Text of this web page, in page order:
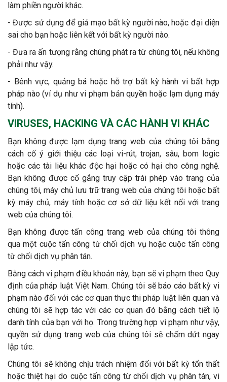
làm phiền người khác.
- Được sử dụng để giả mạo bất kỳ người nào, hoặc đại diện
sai cho bạn hoặc liên kết với bất kỳ người nào.
- Đưa ra ấn tượng rằng chúng phát ra từ chúng tôi, nếu không
phải như vậy.
- Bênh vực, quảng bá hoặc hỗ trợ bất kỳ hành vi bất hợp
pháp nào (ví dụ như vi phạm bản quyền hoặc lạm dụng máy
tính).
VIRUSES, HACKING VÀ CÁC HÀNH VI KHÁC
Bạn không được lạm dụng trang web của chúng tôi bằng
cách cố ý giới thiệu các loại vi-rút, trojan, sâu, bom logic
hoặc các tài liệu khác độc hại hoặc có hại cho công nghệ.
Bạn không được cố gắng truy cập trái phép vào trang của
chúng tôi, máy chủ lưu trữ trang web của chúng tôi hoặc bất
kỳ máy chủ, máy tính hoặc cơ sở dữ liệu kết nối với trang
web của chúng tôi.
Bạn không được tấn công trang web của chúng tôi thông
qua một cuộc tấn công từ chối dịch vụ hoặc cuộc tấn công
từ chối dịch vụ phân tán.
Bằng cách vi phạm điều khoản này, bạn sẽ vi phạm theo Quy
định của pháp luật Việt Nam. Chúng tôi sẽ báo cáo bất kỳ vi
phạm nào đối với các cơ quan thực thi pháp luật liên quan và
chúng tôi sẽ hợp tác với các cơ quan đó bằng cách tiết lộ
danh tính của bạn với họ. Trong trường hợp vi phạm như vậy,
quyền sử dụng trang web của chúng tôi sẽ chấm dứt ngay
lập tức.
Chúng tôi sẽ không chịu trách nhiệm đối với bất kỳ tổn thất
hoặc thiệt hại do cuộc tấn công từ chối dịch vụ phân tán, vi